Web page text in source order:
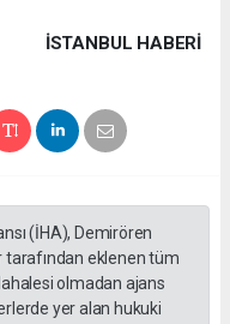
İSTANBUL HABERİ
(İHA), Demirören
tarafından eklenen tüm
olmadan ajans
yer alan hukuki